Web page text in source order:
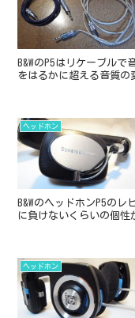
B&WのP5はリケーブル
をはるかに超える音質の
ヘッドホン
B&WのヘッドホンP5の
に負けないくらいの個性
ヘッドホン